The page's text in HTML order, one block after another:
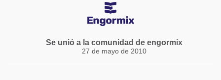
Se unió a la comunidad de engormix
27 de mayo de 2010